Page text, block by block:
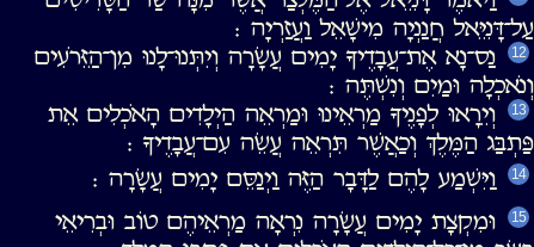
עַל־דָּנִיֵּאל חֲנַנְיָה מִישָׁאֵל וַעֲזַרְיָה ׃
12
נַס־נָא אֶת־עֲבָדֶיךָ יָמִים עֲשָׂרָה וְיִתְּנוּ־לָנוּ מִן־הַזֵּרֹעִים
וְנֹאכְלָה וּמַיִם וְנִשְׁתֶּה ׃
13
וְיֵרָאוּ לְפָנֶיךָ מַרְאֵינוּ וּמַרְאֵה הַיְלָדִים הָאֹכְלִים אֵת
פַּתְבַּג הַמֶּלֶךְ וְכַאֲשֶׁר תִּרְאֵה עֲשֵׂה עִם־עֲבָדֶיךָ ׃
14 וַיִּשְׁמַע לָהֶם לַדָּבָר הַזֶּה וַיְנַסֵּם יָמִים עֲשָׂרָה ׃
15
וּמִקְצָת יָמִים עֲשָׂרָה נִרְאָה מַרְאֵיהֶם טוֹב וּבְרִיאֵי